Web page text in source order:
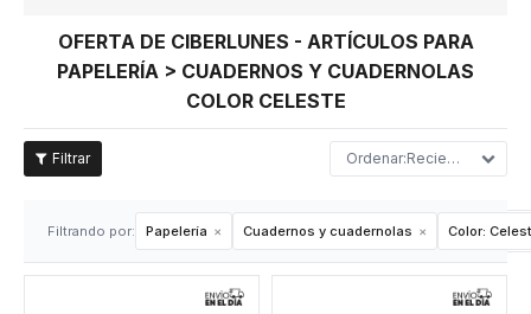
OFERTA DE CIBERLUNES - ARTÍCULOS PARA
PAPELERÍA > CUADERNOS Y CUADERNOLAS
COLOR CELESTE
Recientes
Filtrando por: Papelería Cuadernos y cuadernolas Color: